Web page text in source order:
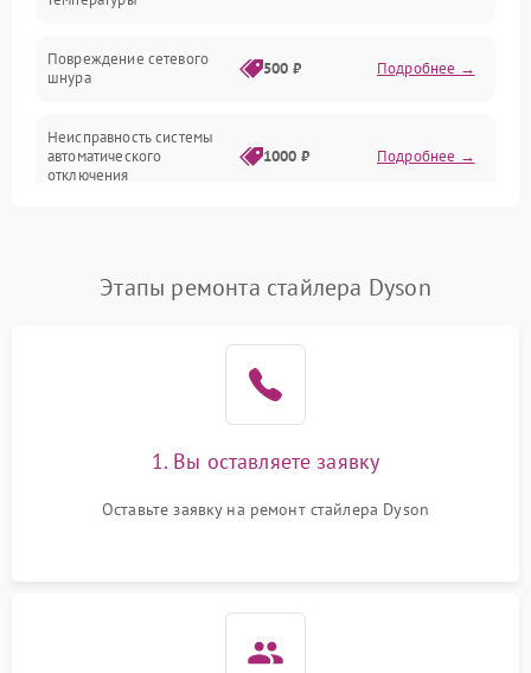
Повреждение сетевого
шнура
500 ₽ Подробнее →
Неисправность системы
автоматического
отключения
1000 ₽ Подробнее →
1500 ₽
Неисправность системы
1000 ₽
Этапы ремонта стайлера Dyson
1. Вы оставляете заявку
Оставьте заявку на ремонт стайлера Dyson